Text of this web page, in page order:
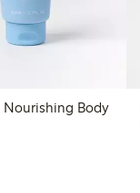
Nourishing Body